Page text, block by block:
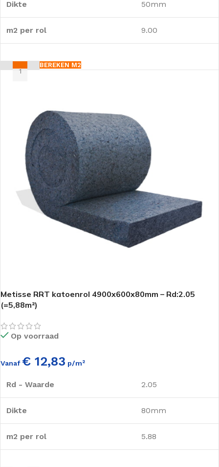
Dikte 50mm
m2 per rol 9.00
BEREKEN M2
Metisse RRT katoenrol 4900x600x80mm – Rd:2.05
(=5,88m²)
Op voorraad
Vanaf € 12,83 p/m²
Rd - Waarde 2.05
Dikte 80mm
m2 per rol 5.88